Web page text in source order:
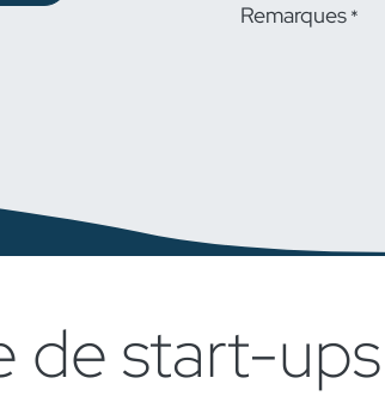
Remarques*
de start-